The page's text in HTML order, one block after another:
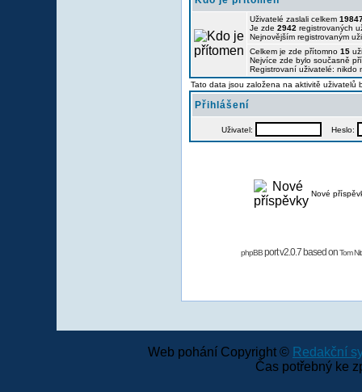
Uživatelé zaslali celkem
Je zde 2942 registrovaných
Nejnovějším registrovaným
Celkem je zde přítomno 15
Nejvíce zde bylo současně
Registrovaní uživatelé: nikdo
Tato data jsou založena na aktivitě uživatelů
Přihlášení
Uživatel: Heslo:
Nové
phpBBport v2.0.7 based onTom
Web pohání Copyright © Redakční
Čas potřebný ke